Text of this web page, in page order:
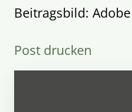
Beitragsbild:
Post drucken